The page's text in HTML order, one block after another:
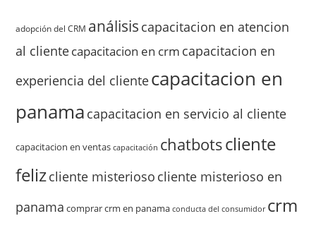
adopción del CRM análisis capacitacion en atencion
al clientecapacitacion en crm capacitacion en
experiencia del clientecapacitacion en
panama capacitacion en servicio al cliente
capacitacion en ventas capacitación chatbotscliente
felizcliente misterioso cliente misterioso en
panama comprar crm en panama conducta del consumidor crm